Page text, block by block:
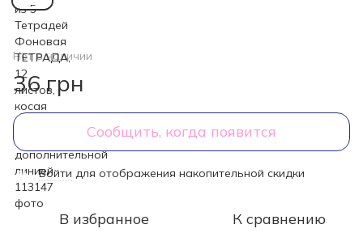
Нет в наличии
36 грн
Сообщить, когда появится
% Войти для отображения накопительной скидки
В избранное К сравнению